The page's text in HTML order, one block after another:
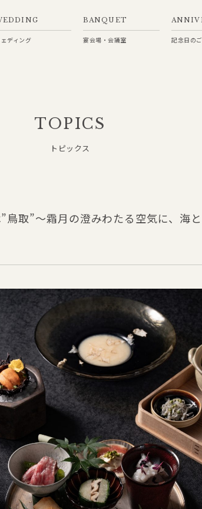
ェディング
BANQUET
宴会場・会議室 記念日の
TOPICS
トピックス
鳥取”～霜月の澄みわたる空気に、海